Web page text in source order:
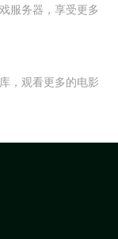
服务器，享受更多
，观看更多的电影